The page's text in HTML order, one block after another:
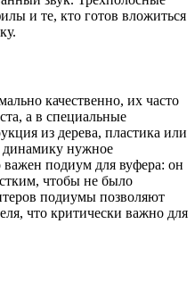
и те, кто готов вложиться
качественно, их часто
а в специальные
из дерева, пластика или
динамику нужное
подиум для вуфера: он
чтобы не было
подиумы позволяют
что критически важно для